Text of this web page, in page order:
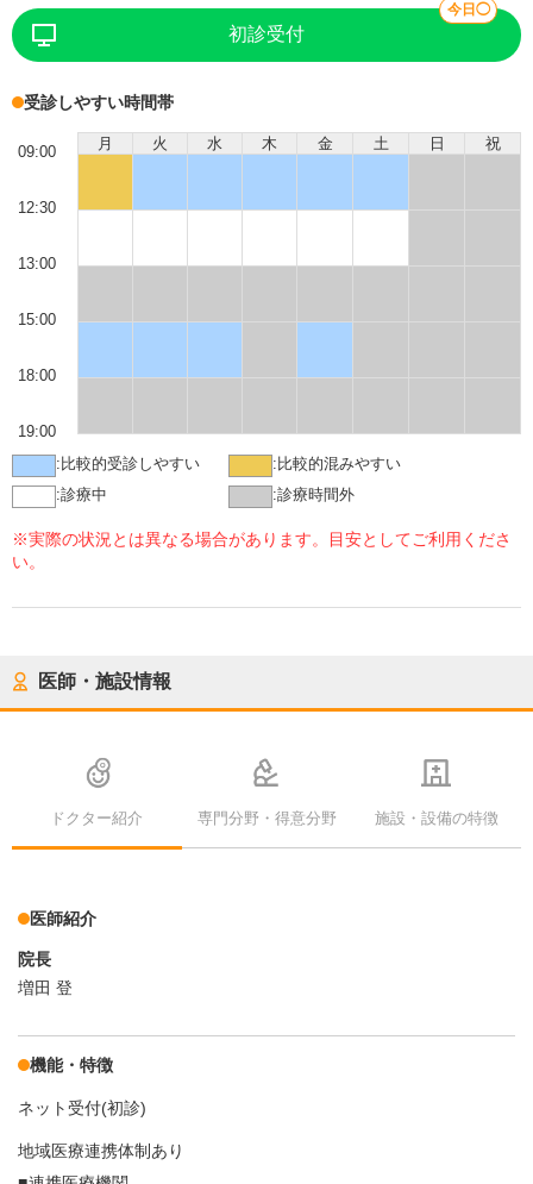
初診受付
今日◯
受診しやすい時間帯
月 火 水 木 金 土 日 祝
09:00
12:30
13:00
15:00
18:00
19:00
: 比較的受診しやすい : 比較的混みやすい
:診療中 :診療時間外
※実際の状況とは異なる場合があります。目安としてご利用くださ
い。
医師・施設情報
ドクター紹介 専門分野・得意分野 施設・設備の特徴
医師紹介
院長
増田 登
機能・特徴
ネット受付(初診)
地域医療連携体制あり